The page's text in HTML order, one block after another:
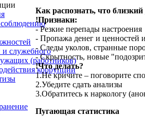
и служебного
(работников)
коррупции
Как распознать, что близкий
!Признаки:
- Резкие перепады настроения
- Пропажа денег и ценностей
- Следы уколов, странные
- Скрытность, новые
!Что делать?
1.Не кричите – поговорите
2.Убедите сдать анализы
3.Обратитесь к наркологу
Пугающая статистика